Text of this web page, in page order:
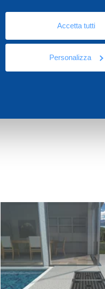
Accetta tutti
Personalizza
Contatti Academy